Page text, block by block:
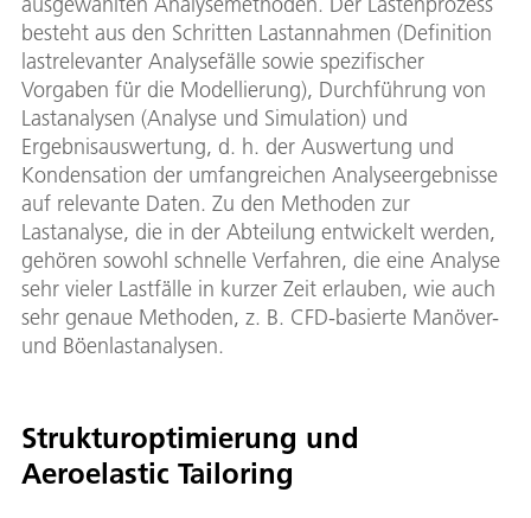
besteht aus den Schritten Lastannahmen (Definition
lastrelevanter Analysefälle sowie spezifischer
Vorgaben für die Modellierung), Durchführung von
Lastanalysen (Analyse und Simulation) und
Ergebnisauswertung, d. h. der Auswertung und
Kondensation der umfangreichen Analyseergebnisse
auf relevante Daten. Zu den Methoden zur
Lastanalyse, die in der Abteilung entwickelt werden,
gehören sowohl schnelle Verfahren, die eine Analyse
sehr vieler Lastfälle in kurzer Zeit erlauben, wie auch
sehr genaue Methoden, z. B. CFD-basierte Manöver-
und Böenlastanalysen.
Strukturoptimierung und
Aeroelastic Tailoring